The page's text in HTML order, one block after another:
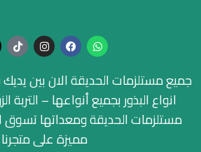
جميع مستلزمات الحديقة الان بين
انواع البذور بجميع أنواعها – التربة
مستلزمات الحديقة ومعداتها تسوق
مميزة على متجرنا